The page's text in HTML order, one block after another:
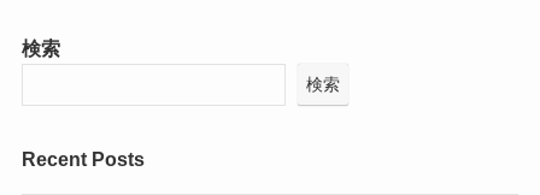
検索
検索
Recent Posts